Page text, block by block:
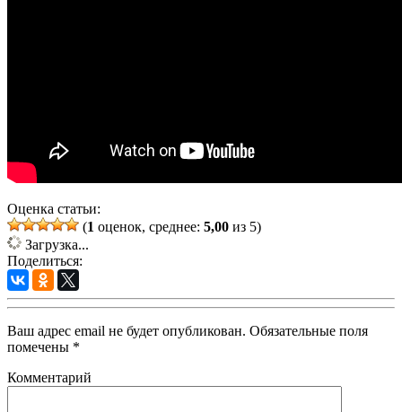
Оценка статьи:
(1 оценок, среднее: 5,00 из 5)
Загрузка...
Поделиться:
Ваш адрес email не будет опубликован. Обязательные поля
помечены *
Комментарий